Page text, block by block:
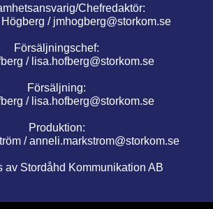
Chefredaktör:
/ jmhogberg@storkom.se
Försäljningschef:
/ lisa.hofberg@storkom.se
Försäljning:
/ lisa.hofberg@storkom.se
Produktion:
/ anneli.markstrom@storkom.se
av Stordåhd Kommunikation AB